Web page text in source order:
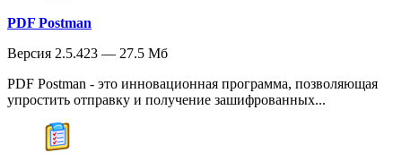
PDF Postman
Версия 2.5.423 — 27.5 Мб
PDF Postman - это инновационная программа, позволяющая
упростить отправку и получение зашифрованных...